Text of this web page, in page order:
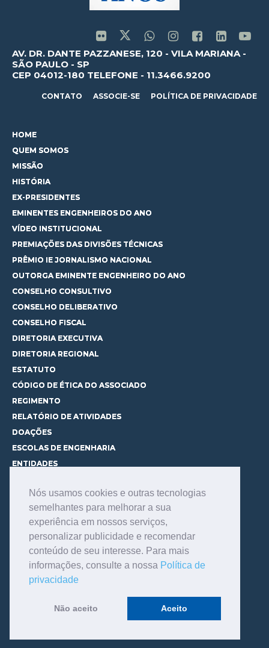
Nós usamos cookies e outras tecnologias
semelhantes para melhorar a sua
experiência em nossos serviços,
personalizar publicidade e recomendar
conteúdo de seu interesse. Para mais
informações, consulte a nossa Política de
privacidade
Não aceito Aceito
AV. DR. DANTE PAZZANESE, 120 - VILA MARIANA -
SÃO PAULO - SP
CEP 04012-180 TELEFONE - 11.3466.9200
CONTATO ASSOCIE-SE POLÍTICA DE PRIVACIDADE
HOME
QUEM SOMOS
MISSÃO
HISTÓRIA
EX-PRESIDENTES
EMINENTES ENGENHEIROS DO ANO
VÍDEO INSTITUCIONAL
PREMIAÇÕES DAS DIVISÕES TÉCNICAS
PRÊMIO IE JORNALISMO NACIONAL
OUTORGA EMINENTE ENGENHEIRO DO ANO
CONSELHO CONSULTIVO
CONSELHO DELIBERATIVO
CONSELHO FISCAL
DIRETORIA EXECUTIVA
DIRETORIA REGIONAL
ESTATUTO
CÓDIGO DE ÉTICA DO ASSOCIADO
REGIMENTO
RELATÓRIO DE ATIVIDADES
DOAÇÕES
ESCOLAS DE ENGENHARIA
ENTIDADES
CURSOS
CONHEÇA OS CURSOS
CENTRAL DE MENTORIA
CONTATO
INFORMAÇÕES GERAIS